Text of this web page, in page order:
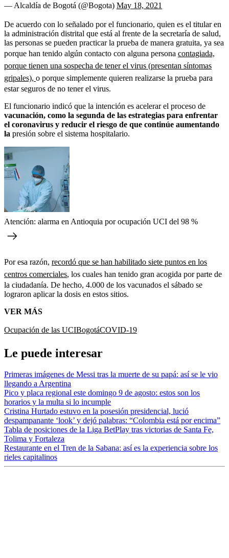
— Alcaldía de Bogotá (@Bogota) May 18, 2021
De acuerdo con lo señalado por el funcionario, quien es el titular en
la administración distrital que está al frente de la secretaría de salud,
las personas se pueden practicar la prueba de manera gratuita, ya sea
porque han tenido algún contacto con alguna persona contagiada,
porque tienen una sospecha de tener el virus (presentan síntomas
gripales), o porque simplemente quieren realizarse la prueba para
estar seguros de no tener el virus.
El funcionario indicó que la intención es acelerar el proceso de
vacunación, como la segunda de las estrategias para enfrentar
el coronavirus y reducir el riesgo de que continúe aumentando
la presión sobre el sistema hospitalario.
Atención: alarma en Antioquia por ocupación UCI del 98 %
Por esa razón, recordó que se han habilitado siete puntos en los
centros comerciales, los cuales han tenido gran acogida por parte de
la ciudadanía. De hecho, 4.000 de los vacunados el sábado se
lograron aplicar la dosis en estos sitios.
VER MÁS
Ocupación de las UCIBogotáCOVID-19
Le puede interesar
Primeras imágenes de Messi tras la muerte de su papá: así se le vio
llegando a Argentina
Pico y placa regional este domingo 9 de agosto: estos son los
horarios y la multa si lo incumple
Cristina Hurtado estuvo en la posesión presidencial, lució
despampanante ‘look’ y dejó palabras: “Colombia está por encima”
Tabla de posiciones de la Liga BetPlay tras victorias de Santa Fe,
Tolima y Fortaleza
Restaurante en el Tren de la Sabana: así es la experiencia sobre los
rieles capitalinos